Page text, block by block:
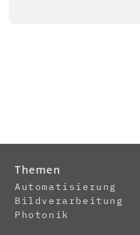
Themen
Automatisierung
Bildverarbeitung
Photonik